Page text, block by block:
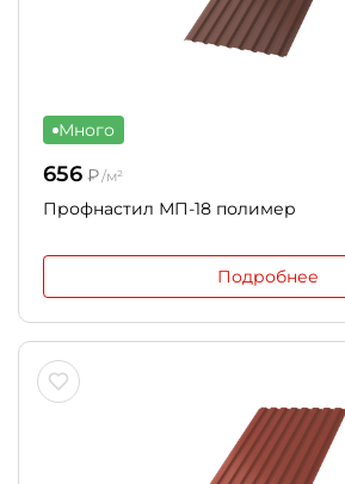
Много
656 ₽/м²
Профнастил МП-18 полимер
Подробнее